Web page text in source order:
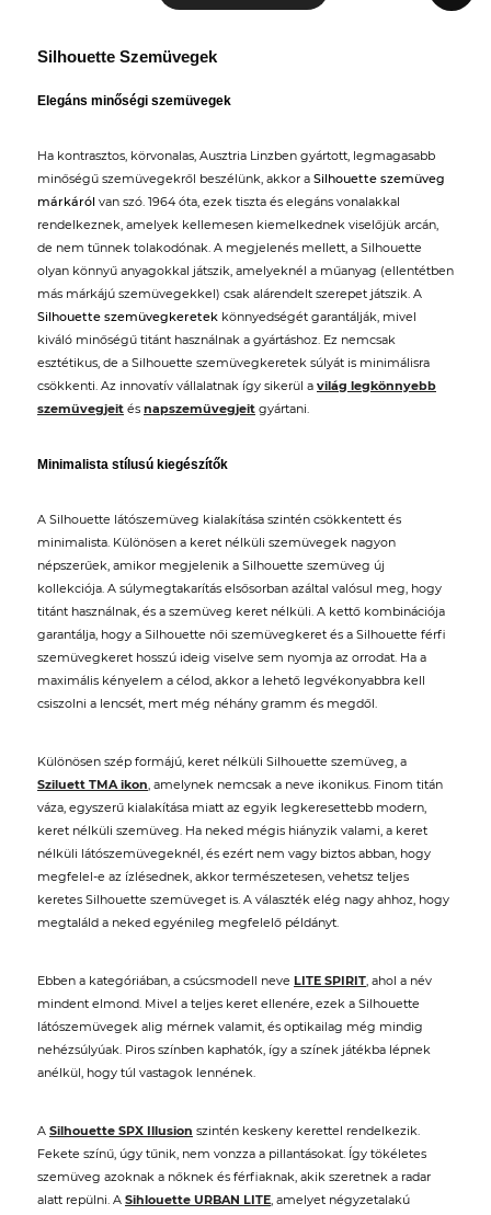
Silhouette Szemüvegek
Elegáns minőségi szemüvegek
Ha kontrasztos, körvonalas, Ausztria Linzben gyártott, legmagasabb
minőségű szemüvegekről beszélünk, akkor a Silhouette szemüveg
márkáról van szó. 1964 óta, ezek tiszta és elegáns vonalakkal
rendelkeznek, amelyek kellemesen kiemelkednek viselőjük arcán,
de nem tűnnek tolakodónak. A megjelenés mellett, a Silhouette
olyan könnyű anyagokkal játszik, amelyeknél a műanyag (ellentétben
más márkájú szemüvegekkel) csak alárendelt szerepet játszik. A
Silhouette szemüvegkeretek könnyedségét garantálják, mivel
kiváló minőségű titánt használnak a gyártáshoz. Ez nemcsak
esztétikus, de a Silhouette szemüvegkeretek súlyát is minimálisra
csökkenti. Az innovatív vállalatnak így sikerül a világ legkönnyebb
szemüvegjeit és napszemüvegjeit gyártani.
Minimalista stílusú kiegészítők
A Silhouette látószemüveg kialakítása szintén csökkentett és
minimalista. Különösen a keret nélküli szemüvegek nagyon
népszerűek, amikor megjelenik a Silhouette szemüveg új
kollekciója. A súlymegtakarítás elsősorban azáltal valósul meg, hogy
titánt használnak, és a szemüveg keret nélküli. A kettő kombinációja
garantálja, hogy a Silhouette női szemüvegkeret és a Silhouette férfi
szemüvegkeret hosszú ideig viselve sem nyomja az orrodat. Ha a
maximális kényelem a célod, akkor a lehető legvékonyabbra kell
csiszolni a lencsét, mert még néhány gramm és megdől.
Különösen szép formájú, keret nélküli Silhouette szemüveg, a
Sziluett TMA ikon, amelynek nemcsak a neve ikonikus. Finom titán
váza, egyszerű kialakítása miatt az egyik legkeresettebb modern,
keret nélküli szemüveg. Ha neked mégis hiányzik valami, a keret
nélküli látószemüvegeknél, és ezért nem vagy biztos abban, hogy
megfelel-e az ízlésednek, akkor természetesen, vehetsz teljes
keretes Silhouette szemüveget is. A választék elég nagy ahhoz, hogy
megtaláld a neked egyénileg megfelelő példányt.
Ebben a kategóriában, a csúcsmodell neve LITE SPIRIT, ahol a név
mindent elmond. Mivel a teljes keret ellenére, ezek a Silhouette
látószemüvegek alig mérnek valamit, és optikailag még mindig
nehézsúlyúak. Piros színben kaphatók, így a színek játékba lépnek
anélkül, hogy túl vastagok lennének.
A Silhouette SPX Illusion szintén keskeny kerettel rendelkezik.
Fekete színű, úgy tűnik, nem vonzza a pillantásokat. Így tökéletes
szemüveg azoknak a nőknek és férfiaknak, akik szeretnek a radar
alatt repülni. A Sihlouette URBAN LITE, amelyet négyzetalakú